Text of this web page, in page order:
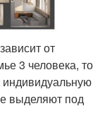
от
3 человека, то
индивидуальную
выделяют под